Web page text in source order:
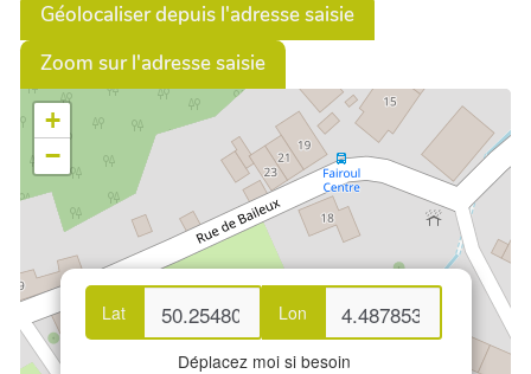
Géolocaliser depuis l'adresse saisie
Zoom sur l'adresse saisie
Lat Lon
Déplacez moi si besoin
+
−